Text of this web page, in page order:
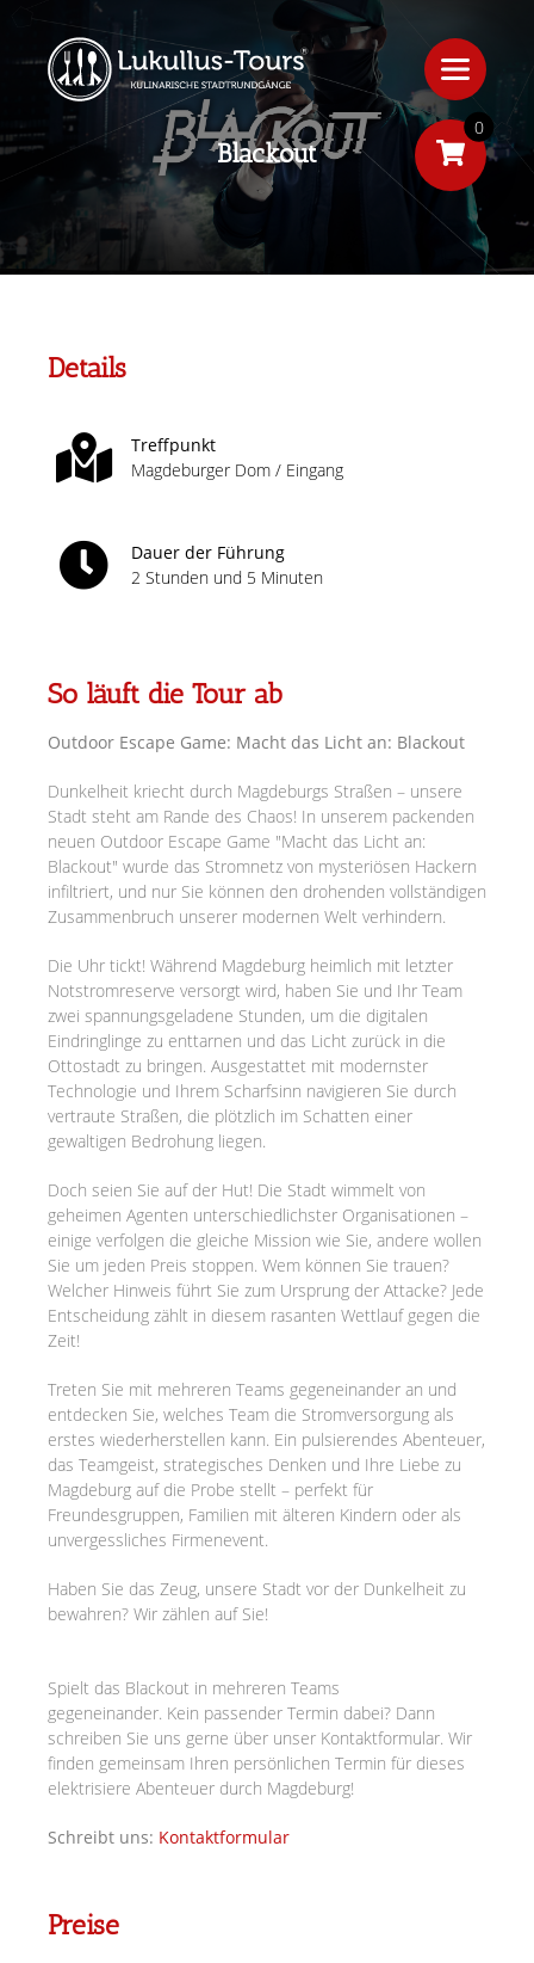
Blackout
Details
Treffpunkt
Magdeburger Dom / Eingang
Dauer der Führung
2 Stunden und 5 Minuten
So läuft die Tour ab
Outdoor Escape Game: Macht das Licht an: Blackout
Dunkelheit kriecht durch Magdeburgs Straßen – unsere
Stadt steht am Rande des Chaos! In unserem packenden
neuen Outdoor Escape Game "Macht das Licht an:
Blackout" wurde das Stromnetz von mysteriösen Hackern
infiltriert, und nur Sie können den drohenden vollständigen
Zusammenbruch unserer modernen Welt verhindern.
Die Uhr tickt! Während Magdeburg heimlich mit letzter
Notstromreserve versorgt wird, haben Sie und Ihr Team
zwei spannungsgeladene Stunden, um die digitalen
Eindringlinge zu enttarnen und das Licht zurück in die
Ottostadt zu bringen. Ausgestattet mit modernster
Technologie und Ihrem Scharfsinn navigieren Sie durch
vertraute Straßen, die plötzlich im Schatten einer
gewaltigen Bedrohung liegen.
Doch seien Sie auf der Hut! Die Stadt wimmelt von
geheimen Agenten unterschiedlichster Organisationen –
einige verfolgen die gleiche Mission wie Sie, andere wollen
Sie um jeden Preis stoppen. Wem können Sie trauen?
Welcher Hinweis führt Sie zum Ursprung der Attacke? Jede
Entscheidung zählt in diesem rasanten Wettlauf gegen die
Zeit!
Treten Sie mit mehreren Teams gegeneinander an und
entdecken Sie, welches Team die Stromversorgung als
erstes wiederherstellen kann. Ein pulsierendes Abenteuer,
das Teamgeist, strategisches Denken und Ihre Liebe zu
Magdeburg auf die Probe stellt – perfekt für
Freundesgruppen, Familien mit älteren Kindern oder als
unvergessliches Firmenevent.
Haben Sie das Zeug, unsere Stadt vor der Dunkelheit zu
bewahren? Wir zählen auf Sie!
Spielt das Blackout in mehreren Teams
gegeneinander. Kein passender Termin dabei? Dann
schreiben Sie uns gerne über unser Kontaktformular. Wir
finden gemeinsam Ihren persönlichen Termin für dieses
elektrisiere Abenteuer durch Magdeburg!
Schreibt uns: Kontaktformular
Preise
0